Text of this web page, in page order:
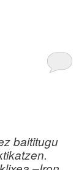
baititugu